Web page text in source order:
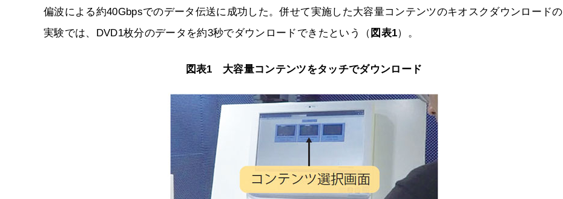
偏波による約40Gbpsでのデータ伝送に成功した。併せて実施した大容量コンテンツのキオスクダウンロードの
実験では、DVD1枚分のデータを約3秒でダウンロードできたという（ 図表1）。
図表1 大容量コンテンツをタッチでダウンロード